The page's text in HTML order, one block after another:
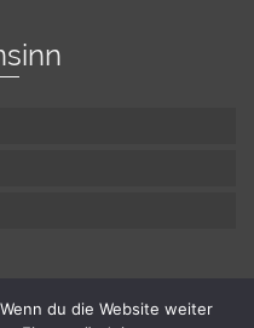
du die Website weiter